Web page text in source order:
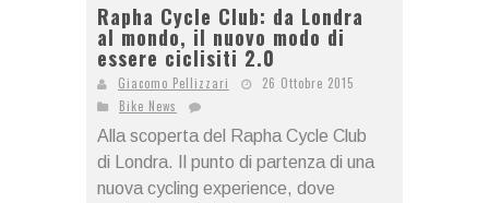
Rapha Cycle Club: da Londra
al mondo, il nuovo modo di
essere ciclisiti 2.0
Giacomo Pellizzari
26 Ottobre 2015
Bike News
Alla scoperta del Rapha Cycle Club
di Londra. Il punto di partenza di una
nuova cycling experience, dove